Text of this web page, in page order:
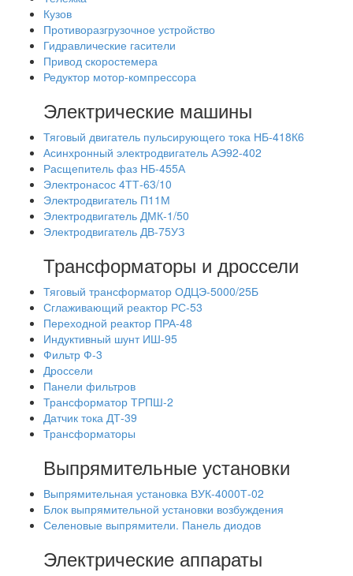
Кузов
Противоразгрузочное устройство
Гидравлические гасители
Привод скоростемера
Редуктор мотор-компрессора
Электрические машины
Тяговый двигатель пульсирующего тока НБ-418К6
Асинхронный электродвигатель АЭ92-402
Расщепитель фаз НБ-455А
Электронасос 4ТТ-63/10
Электродвигатель П11М
Электродвигатель ДМК-1/50
Электродвигатель ДВ-75УЗ
Трансформаторы и дроссели
Тяговый трансформатор ОДЦЭ-5000/25Б
Сглаживающий реактор РС-53
Переходной реактор ПРА-48
Индуктивный шунт ИШ-95
Фильтр Ф-3
Дроссели
Панели фильтров
Трансформатор ТРПШ-2
Датчик тока ДТ-39
Трансформаторы
Выпрямительные установки
Выпрямительная установка ВУК-4000Т-02
Блок выпрямительной установки возбуждения
Селеновые выпрямители. Панель диодов
Электрические аппараты